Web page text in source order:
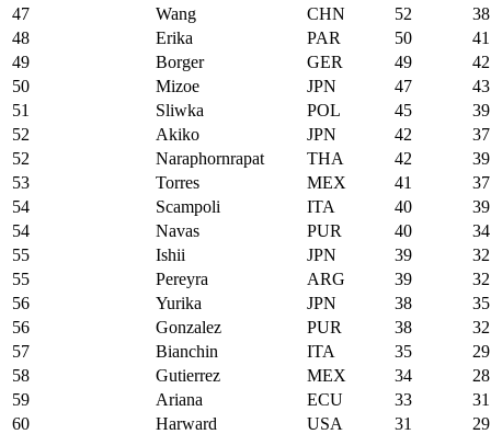
47
Wang CHN 52
38
48
Erika PAR 50
41
49
Borger GER 49
42
50
Mizoe JPN 47
43
51
Sliwka POL 45
39
52
Akiko JPN 42
37
52
Naraphornrapat THA 42
39
53
Torres MEX 41
37
54
Scampoli ITA 40
39
54
Navas PUR 40
34
55
Ishii JPN 39
32
55
Pereyra ARG 39
32
56
Yurika JPN 38
35
56
Gonzalez PUR 38
32
57
Bianchin ITA 35
29
58
Gutierrez MEX 34
28
59
Ariana ECU 33
31
60
Harward USA 31
29